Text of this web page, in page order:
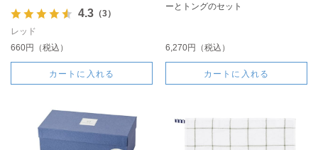
4.3（3）
レッド
660円（税込）
カートに入れる
ーとトングのセット
6,270円（税込）
カートに入れる